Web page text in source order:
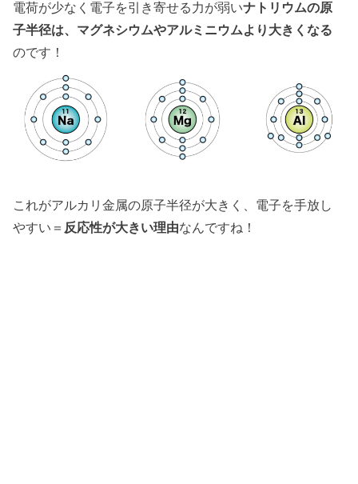
電荷が少なく電子を引き寄せる力が弱いナトリウムの原
子半径は、マグネシウムやアルミニウムより大きくなる
のです！
これがアルカリ金属の原子半径が大きく、電子を手放し
やすい＝ 反応性が大きい理由なんですね！